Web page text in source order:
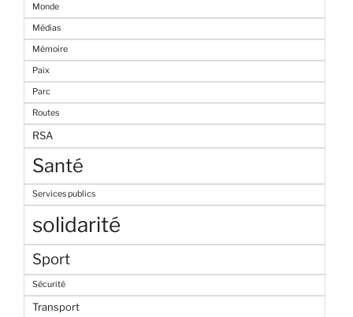
Monde
Médias
Mémoire
Paix
Parc
Routes
RSA
Santé
Services publics
solidarité
Sport
Sécurité
Transport